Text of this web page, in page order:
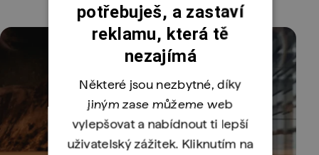
potřebuješ, a zastaví
reklamu, která tě
nezajímá
Některé jsou nezbytné, díky
jiným zase můžeme web
vylepšovat a nabídnout ti lepší
uživatelský zážitek. Kliknutím na